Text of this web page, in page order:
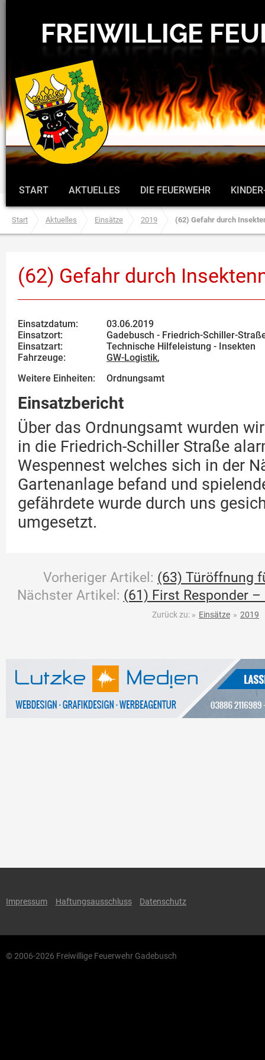
START AKTUELLES DIE FEUERWEHR
Start Aktuelles Einsätze 2019 (62) Gefahr durch
(62) Gefahr durch
Einsatzdatum:
03.06.2019
Einsatzort:
Gadebusch - Friedrich-Schiller-
Einsatzart:
Technische Hilfeleistung - Insekten
Fahrzeuge:
GW-Logistik,
Weitere Einheiten:
Ordnungsamt
Einsatzbericht
Über das Ordnungsamt wurden
in die Friedrich-Schiller Straße
Wespennest welches sich in der
Gartenanlage befand und
gefährdete wurde durch uns
umgesetzt.
Vorheriger Artikel: (63) Türöffnung
Nächster Artikel: (61) First Responder
Zurück zu: » Einsätze » 2019
Impressum Haftungsausschluss Datenschutz
© 2006-2026 Freiwillige Feuerwehr Gadebusch